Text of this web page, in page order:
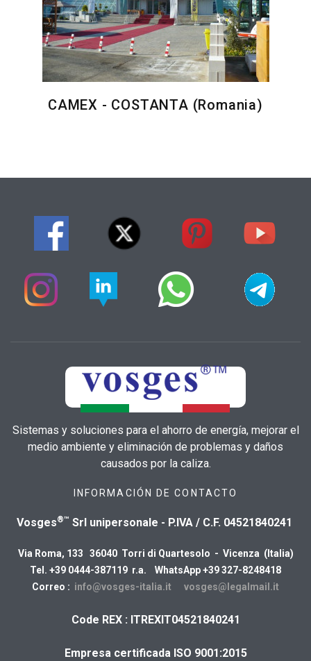
CAMEX - COSTANTA (Romania)
Sistemas y soluciones para el ahorro de energía, mejorar el
medio ambiente y eliminación de problemas y daños
causados por la caliza.
INFORMACIÓN DE CONTACTO
Vosges®™ Srl unipersonale - P.IVA / C.F. 04521840241
Via Roma, 133 36040 Torri di Quartesolo - Vicenza (Italia)
Tel. +39 0444-387119 r.a. WhatsApp +39 327-8248418
Correo : info@vosges-italia.it vosges@legalmail.it
Code REX : ITREXIT04521840241
Empresa certificada ISO 9001:2015